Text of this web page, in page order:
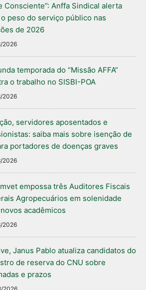
Consciente”: Anffa Sindical alerta
o peso do serviço público nas
de 2026
2026
temporada do “Missão AFFA”
o trabalho no SISBI-POA
2026
servidores aposentados e
saiba mais sobre isenção de
portadores de doenças graves
2026
empossa três Auditores Fiscais
Agropecuários em solenidade
acadêmicos
2026
Janus Pablo atualiza candidatos do
de reserva do CNU sobre
e prazos